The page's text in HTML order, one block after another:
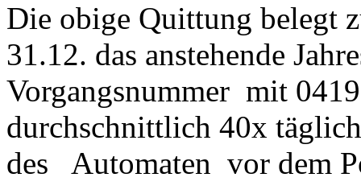
Die obige Quittung belegt
31.12. das anstehende
Vorgangsnummer mit
durchschnittlich 40x
des Automaten vor dem